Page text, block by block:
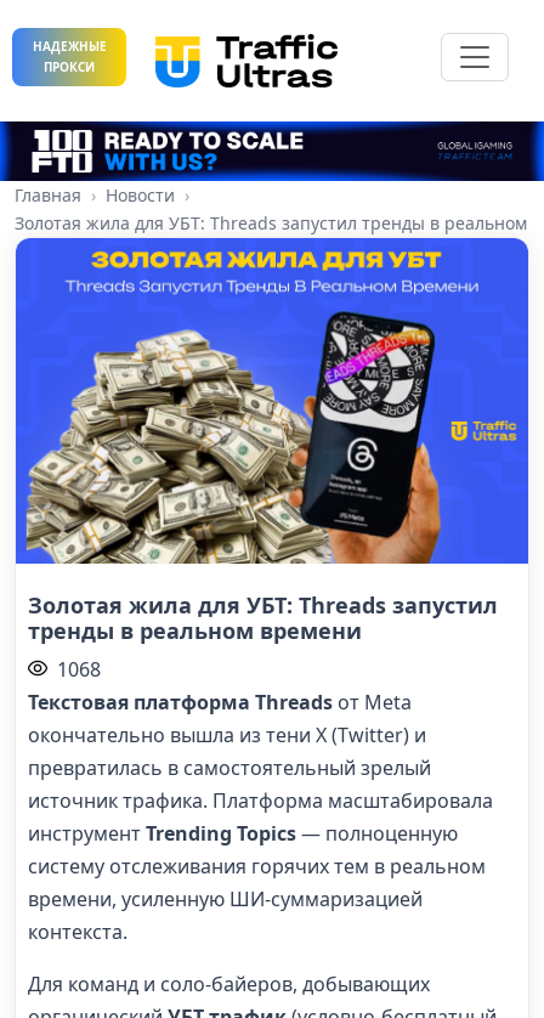
НАДЕЖНЫЕ
ПРОКСИ
Главная
Новости
Золотая жила для УБТ: Threads запустил тренды в реальном
Золотая жила для УБТ: Threads запустил
тренды в реальном времени
1068
Текстовая платформа Threads от Meta
окончательно вышла из тени X (Twitter) и
превратилась в самостоятельный зрелый
источник трафика. Платформа масштабировала
инструментTrending Topics— полноценную
систему отслеживания горячих тем в реальном
времени, усиленную ШИ-суммаризацией
контекста.
Для команд и соло-байеров, добывающих